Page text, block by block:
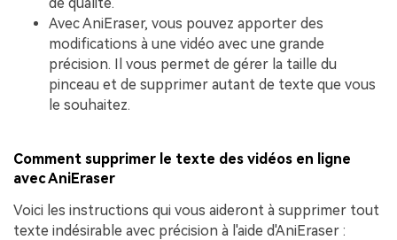
de qualité.
Avec AniEraser, vous pouvez apporter des
modifications à une vidéo avec une grande
précision. Il vous permet de gérer la taille du
pinceau et de supprimer autant de texte que vous
le souhaitez.
Comment supprimer le texte des vidéos en ligne
avec AniEraser
Voici les instructions qui vous aideront à supprimer tout
texte indésirable avec précision à l'aide d'AniEraser :